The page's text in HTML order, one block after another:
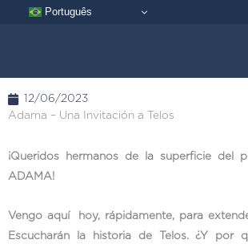
Português
12/06/2023
Adama – Una Invitación a Telos
¡Queridos hermanos de la superficie del
ADAMA!
Vengo aquí hoy, rápidamente, para
Escucharán la historia de Telos. ¿Y por